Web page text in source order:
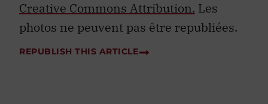
Creative Commons Attribution. Les
photos ne peuvent pas être republiées.
REPUBLISH THIS ARTICLE